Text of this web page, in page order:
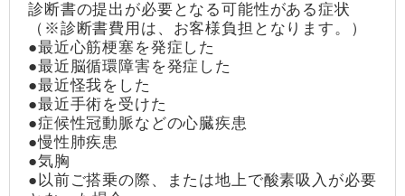
診断書の提出が必要となる可能性がある症状
（※診断書費用は、お客様負担となります。）
●最近心筋梗塞を発症した
●最近脳循環障害を発症した
●最近怪我をした
●最近手術を受けた
●症候性冠動脈などの心臓疾患
●慢性肺疾患
●気胸
●以前ご搭乗の際、または地上で酸素吸入が必要